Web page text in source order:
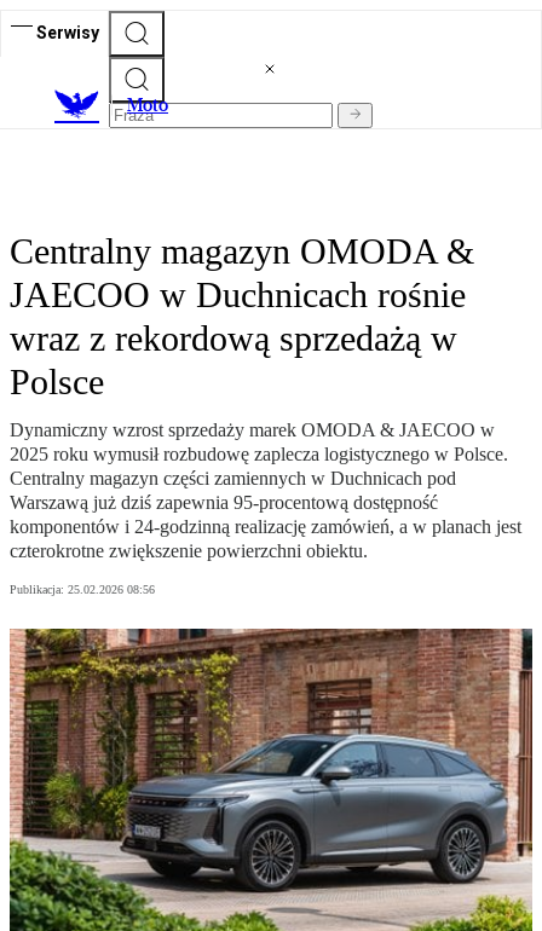
Serwisy
Moto
Centralny magazyn OMODA &
JAECOO w Duchnicach rośnie
wraz z rekordową sprzedażą w
Polsce
Dynamiczny wzrost sprzedaży marek OMODA & JAECOO w
2025 roku wymusił rozbudowę zaplecza logistycznego w Polsce.
Centralny magazyn części zamiennych w Duchnicach pod
Warszawą już dziś zapewnia 95-procentową dostępność
komponentów i 24-godzinną realizację zamówień, a w planach jest
czterokrotne zwiększenie powierzchni obiektu.
Publikacja: 25.02.2026 08:56